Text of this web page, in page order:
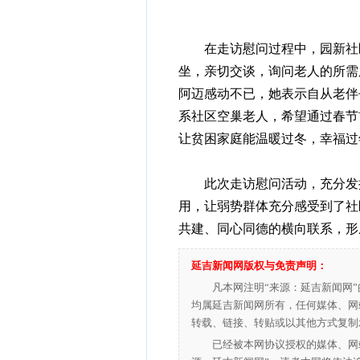
在走访慰问过程中，园新社
坐，亲切交谈，询问老人的所
阿迈感动不已，她表示自从老
系社区空巢老人，希望通过春
让贫困家庭能温暖过冬，幸福
此次走访慰问活动，充分发
用，让弱势群体充分感受到了
共建、同心同德的横向联系，
延吉新闻网版权与免责声明：
凡本网注明“来源：延吉新闻网
均属延吉新闻网所有，任何媒体、
转载、链接、转贴或以其他方式复
已经被本网协议授权的媒体、